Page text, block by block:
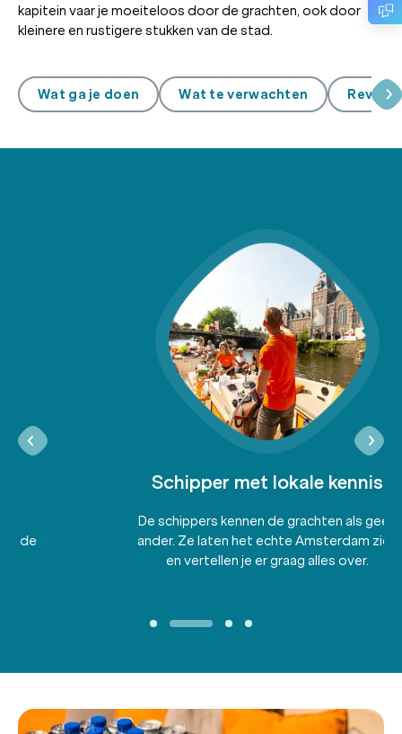
kapitein vaar je moeiteloos door de grachten, ook door
kleinere en rustigere stukken van de stad.
Wat ga je doen Wat te verwachten
Schipper met lokale kennis
De schippers kennen de grachten als geen
ander. Ze laten het echte Amsterdam zien
en vertellen je er graag alles over.